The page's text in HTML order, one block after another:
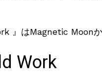
』はMagnetic Moonか
Work